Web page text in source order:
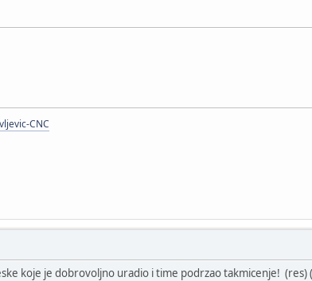
CNC
koje je dobrovoljno uradio i time podrzao takmicenje! (res)